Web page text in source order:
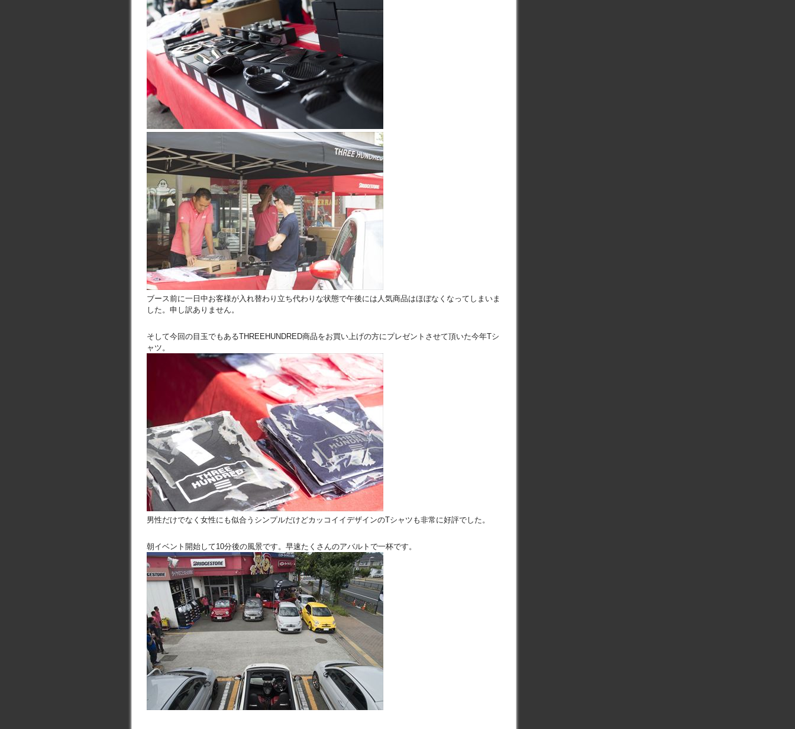
ブース前に一日中お客様が入れ替わり立ち代わりな状態で午後には人気商品はほぼなくなってしまいま
した。申し訳ありません。
そして今回の目玉でもあるTHREEHUNDRED商品をお買い上げの方にプレゼントさせて頂いた今年Tシ
ャツ。
男性だけでなく女性にも似合うシンプルだけどカッコイイデザインのTシャツも非常に好評でした。
朝イベント開始して10分後の風景です。早速たくさんのアバルトで一杯です。